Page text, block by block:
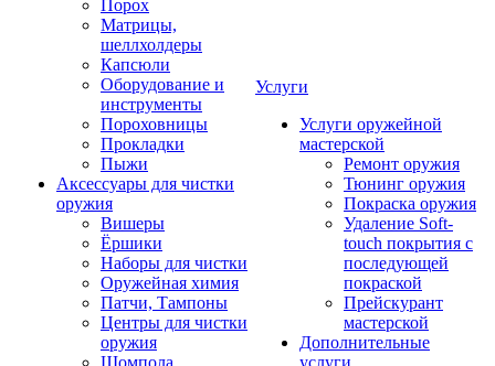
Порох
Матрицы,
шеллхолдеры
Капсюли
Оборудование и
инструменты
Пороховницы
Прокладки
Пыжи
Аксессуары для чистки
оружия
Вишеры
Ёршики
Наборы для чистки
Оружейная химия
Патчи, Тампоны
Центры для чистки
оружия
Шомпола
Услуги
Услуги оружейной
мастерской
Ремонт оружия
Тюнинг оружия
Покраска оружия
Удаление Soft-
touch покрытия с
последующей
покраской
Прейскурант
мастерской
Дополнительные
услуги